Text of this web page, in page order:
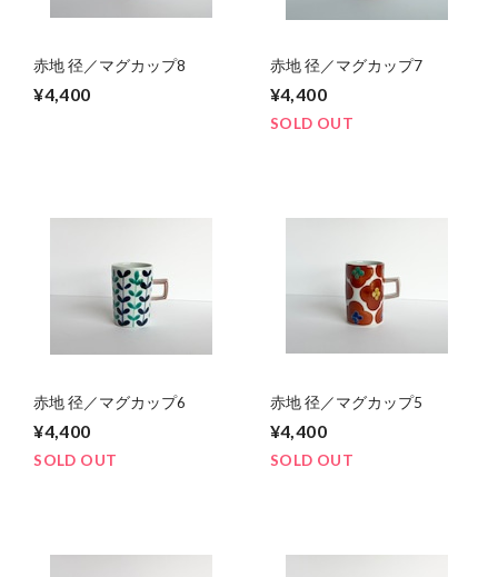
赤地 径／マグカップ8
¥4,400
赤地 径／マグカップ7
¥4,400
SOLD OUT
赤地 径／マグカップ6
¥4,400
SOLD OUT
赤地 径／マグカップ5
¥4,400
SOLD OUT